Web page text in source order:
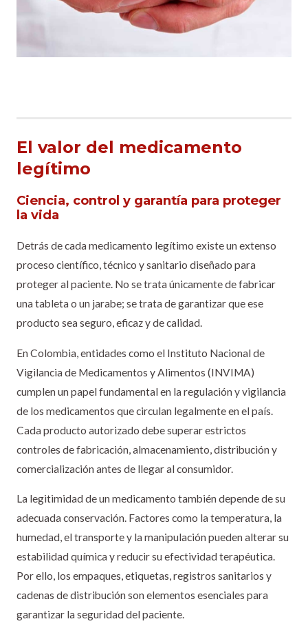
El valor del medicamento
legítimo
Ciencia, control y garantía para proteger
la vida
Detrás de cada medicamento legítimo existe un extenso
proceso científico, técnico y sanitario diseñado para
proteger al paciente. No se trata únicamente de fabricar
una tableta o un jarabe; se trata de garantizar que ese
producto sea seguro, eficaz y de calidad.
En Colombia, entidades como el Instituto Nacional de
Vigilancia de Medicamentos y Alimentos (INVIMA)
cumplen un papel fundamental en la regulación y vigilancia
de los medicamentos que circulan legalmente en el país.
Cada producto autorizado debe superar estrictos
controles de fabricación, almacenamiento, distribución y
comercialización antes de llegar al consumidor.
La legitimidad de un medicamento también depende de su
adecuada conservación. Factores como la temperatura, la
humedad, el transporte y la manipulación pueden alterar su
estabilidad química y reducir su efectividad terapéutica.
Por ello, los empaques, etiquetas, registros sanitarios y
cadenas de distribución son elementos esenciales para
garantizar la seguridad del paciente.